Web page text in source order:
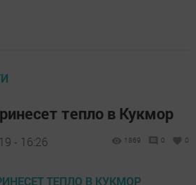
тепло в Кукмор
- 16:26 1869 0 0